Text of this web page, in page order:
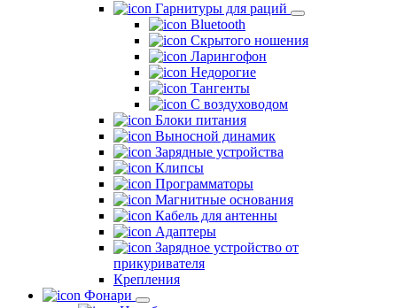
Гарнитуры для раций
Bluetooth
Скрытого ношения
Ларингофон
Недорогие
Тангенты
С воздуховодом
Блоки питания
Выносной динамик
Зарядные устройства
Клипсы
Программаторы
Магнитные основания
Кабель для антенны
Адаптеры
Зарядное устройство от
прикуривателя
Крепления
Фонари